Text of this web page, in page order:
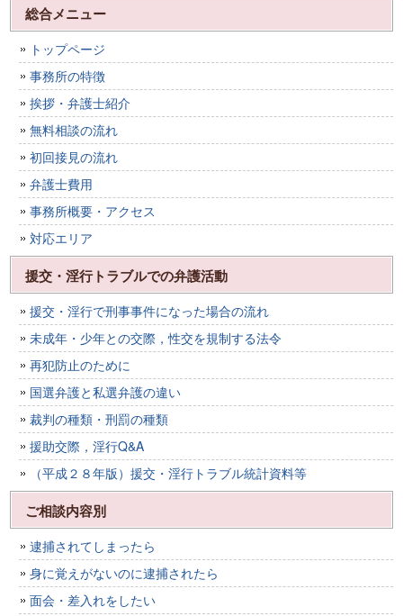
総合メニュー
トップページ
事務所の特徴
挨拶・弁護士紹介
無料相談の流れ
初回接見の流れ
弁護士費用
事務所概要・アクセス
対応エリア
援交・淫行トラブルでの弁護活動
援交・淫行で刑事事件になった場合の流れ
未成年・少年との交際，性交を規制する法令
再犯防止のために
国選弁護と私選弁護の違い
裁判の種類・刑罰の種類
援助交際，淫行Q&A
（平成２８年版）援交・淫行トラブル統計資料等
ご相談内容別
逮捕されてしまったら
身に覚えがないのに逮捕されたら
面会・差入れをしたい